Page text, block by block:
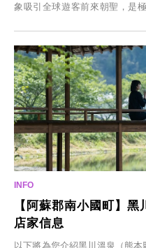
象吸引全球遊客前來朝聖，是
「冬季櫻花燈光秀」。
【阿蘇郡南小國町】
店家信息
以下將為您介紹黑川溫泉（熊